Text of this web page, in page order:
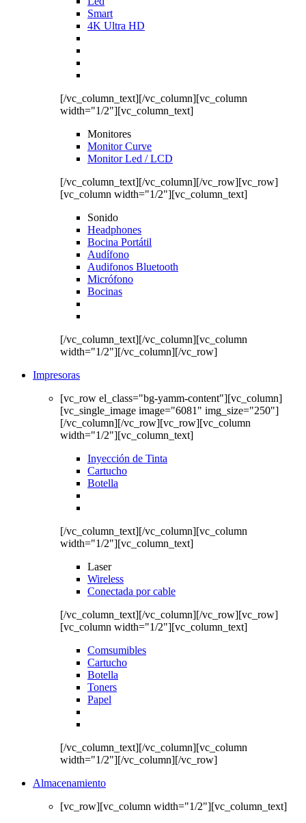
Smart
4K Ultra HD
[/vc_column_text][/vc_column][vc_column
width="1/2"][vc_column_text]
Monitores
Monitor Curve
Monitor Led / LCD
[/vc_column_text][/vc_column][/vc_row][vc_row]
[vc_column width="1/2"][vc_column_text]
Sonido
Headphones
Bocina Portátil
Audífono
Audifonos Bluetooth
Micrófono
Bocinas
[/vc_column_text][/vc_column][vc_column
width="1/2"][/vc_column][/vc_row]
Impresoras
[vc_row el_class="bg-yamm-content"][vc_column]
[vc_single_image image="6081" img_size="250"]
[/vc_column][/vc_row][vc_row][vc_column
width="1/2"][vc_column_text]
Inyección de Tinta
Cartucho
Botella
[/vc_column_text][/vc_column][vc_column
width="1/2"][vc_column_text]
Laser
Wireless
Conectada por cable
[/vc_column_text][/vc_column][/vc_row][vc_row]
[vc_column width="1/2"][vc_column_text]
Comsumibles
Cartucho
Botella
Toners
Papel
[/vc_column_text][/vc_column][vc_column
width="1/2"][/vc_column][/vc_row]
Almacenamiento
[vc_row][vc_column width="1/2"][vc_column_text]